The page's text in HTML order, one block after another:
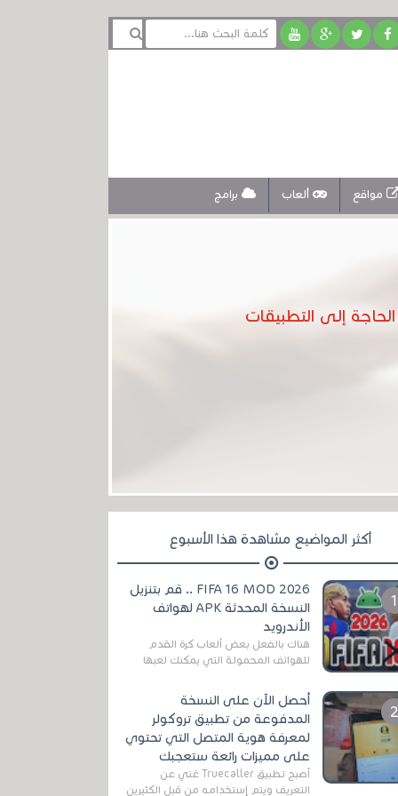
مواقع ألعاب برامج
أكثر المواضيع مشاهدة هذا الأسبوع
FIFA 16 MOD 2026 .. قم بتنزيل
النسخة المحدثة APK لهواتف
الأندرويد
هناك بالفعل بعض ألعاب كرة القدم
للهواتف المحمولة التي يمكنك لعبها
مثل EA Sports ...
أحصل الآن على النسخة
المدفوعة من تطبيق تروكولر
لمعرفة هوية المتصل التي تحتوي
على مميزات رائعة ستعجبك
أصبح تطبيق Truecaller غني عن
التعريف ويتم إستخدامه من قبل الكثيرين